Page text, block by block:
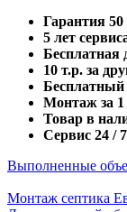
Гарантия 50
5 лет
Бесплатная
10 т.р. за
Бесплатный
Монтаж за 1
Товар в
Сервис 24 / 7
Выполненные
Монтаж септика